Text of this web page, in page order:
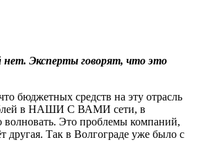
нет. Эксперты говорят, что это
бюджетных средств на эту отрасль
в НАШИ С ВАМИ сети, в
волновать. Это проблемы компаний,
другая. Так в Волгограде уже было с